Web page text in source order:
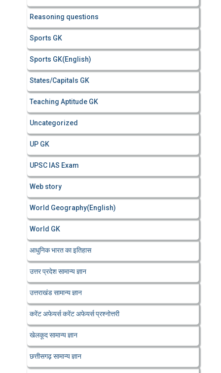
Reasoning questions
Sports GK
Sports GK(English)
States/Capitals GK
Teaching Aptitude GK
Uncategorized
UP GK
UPSC IAS Exam
Web story
World Geography(English)
World GK
आधुनिक भारत का इतिहास
उत्तर प्रदेश सामान्य ज्ञान
उत्तराखंड सामान्य ज्ञान
करेंट अफेयर्स करेंट अफेयर्स प्रश्नोत्तरी
खेलकूद सामान्य ज्ञान
छत्तीसगढ़ सामान्य ज्ञान